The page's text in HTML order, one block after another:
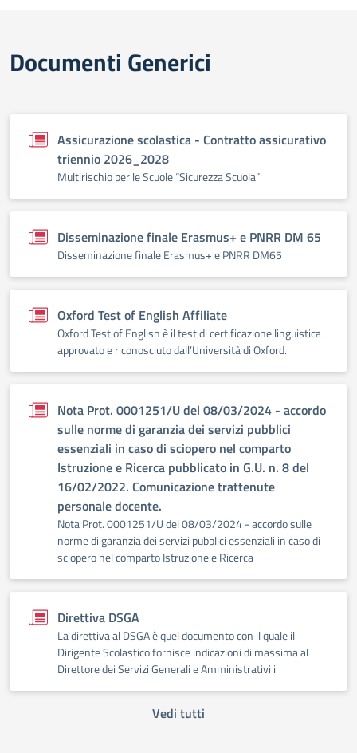
Documenti Generici
Assicurazione scolastica - Contratto assicurativo
triennio 2026_2028
Multirischio per le Scuole “Sicurezza Scuola”
Disseminazione finale Erasmus+ e PNRR DM 65
Disseminazione finale Erasmus+ e PNRR DM65
Oxford Test of English Affiliate
Oxford Test of English è il test di certificazione linguistica
approvato e riconosciuto dall’Università di Oxford.
Nota Prot. 0001251/U del 08/03/2024 - accordo
sulle norme di garanzia dei servizi pubblici
essenziali in caso di sciopero nel comparto
Istruzione e Ricerca pubblicato in G.U. n. 8 del
16/02/2022. Comunicazione trattenute
personale docente.
Nota Prot. 0001251/U del 08/03/2024 - accordo sulle
norme di garanzia dei servizi pubblici essenziali in caso di
sciopero nel comparto Istruzione e Ricerca
Direttiva DSGA
La direttiva al DSGA è quel documento con il quale il
Dirigente Scolastico fornisce indicazioni di massima al
Direttore dei Servizi Generali e Amministrativi i
Vedi tutti